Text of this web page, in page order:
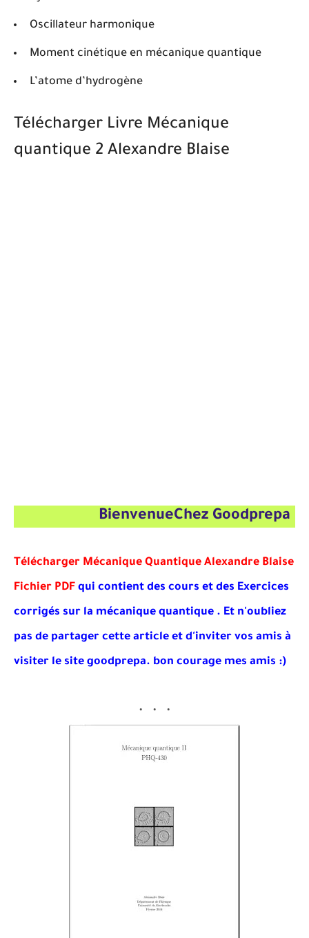
Oscillateur harmonique
Moment cinétique en mécanique quantique
L’atome d’hydrogène
Télécharger Livre Mécanique
quantique 2 Alexandre Blaise
BienvenueChez Goodprepa
Télécharger Mécanique Quantique Alexandre Blaise
Fichier PDF qui contient des cours et des Exercices
corrigés sur la mécanique quantique . Et n'oubliez
pas de partager cette article et d'inviter vos amis à
visiter le site goodprepa. bon courage mes amis :)